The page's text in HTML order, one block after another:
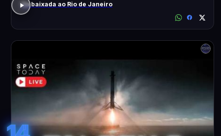
Da baixada ao Rio de Janeiro